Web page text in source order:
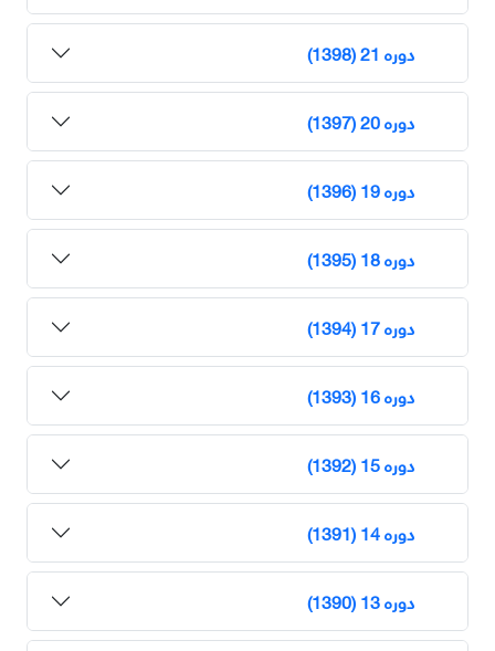
دوره 21 (1398)
دوره 20 (1397)
دوره 19 (1396)
دوره 18 (1395)
دوره 17 (1394)
دوره 16 (1393)
دوره 15 (1392)
دوره 14 (1391)
دوره 13 (1390)